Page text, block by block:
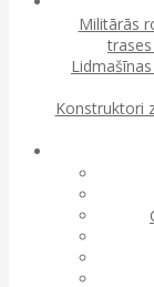
Militārās
trases
Konstruktori